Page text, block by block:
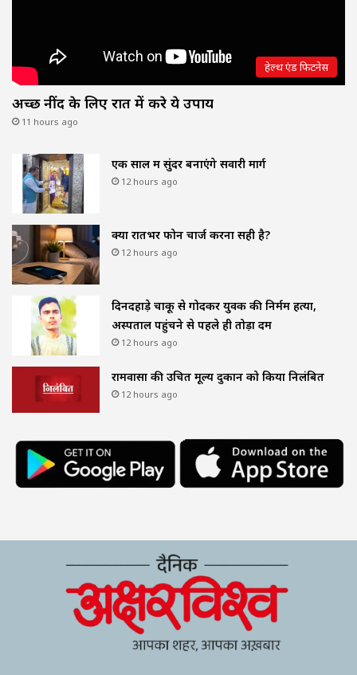
हेल्थ एंड फिटनेस
अच्छी नींद के लिए रात में करे ये उपाय
11 hours ago
एक साल में सुंदर बनाएंगे सवारी मार्ग
12 hours ago
क्या रातभर फोन चार्ज करना सही है?
12 hours ago
दिनदहाड़े चाकू से गोदकर युवक की निर्मम हत्या,
अस्पताल पहुंचने से पहले ही तोड़ा दम
12 hours ago
रामवासा की उचित मूल्य दुकान को किया निलंबित
12 hours ago